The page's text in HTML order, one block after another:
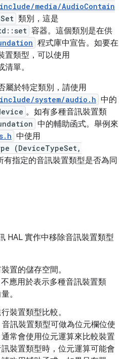
media/AudioContain
類別，這是
容器。這個類別是在供
程式庫中宣告。如要在
置類型，可以使用
清單。
屬於特定類別，請使用
system/audio.h 中的
。如有多種音訊裝置類
中的輔助函式。舉例來
中使用
(DeviceTypeSet,
有指定的音訊裝置類型是否為同
HAL 實作中移除音訊裝置類型
置的儲存空間。
不應用於表示多種音訊裝置類
。
裝置類型比較。
音訊裝置類型可做為位元欄位使
常會使用位元運算來比較裝置
裝置類型時，位元運算可能會